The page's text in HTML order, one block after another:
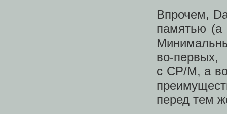
Впрочем,
памятью (а
с CP/M, а
перед тем